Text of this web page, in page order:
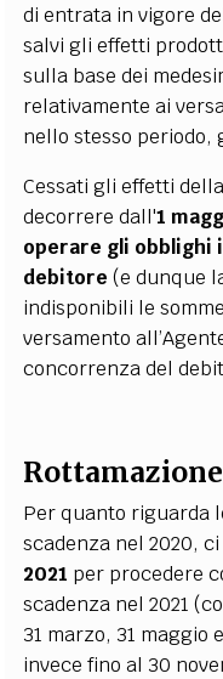
di entrata in vigore
salvi gli effetti
sulla base dei
relativamente ai
nello stesso periodo,
Cessati gli effetti
decorrere dall'1
operare gli obblighi
debitore (e dunque
indisponibili le
versamento
concorrenza del
Per quanto riguarda
scadenza nel 2020,
2021 per procedere
scadenza nel 2021
31 marzo, 31 maggio
invece fino al 30